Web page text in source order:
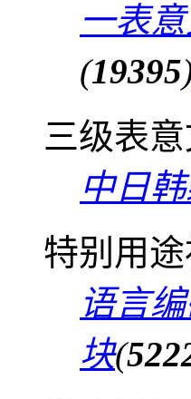
一表
(19395
三级表
中日
特别用
语言
块(